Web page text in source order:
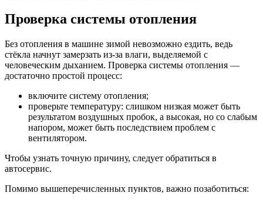
Проверка системы отопления
Без отопления в машине зимой невозможно ездить, ведь
стёкла начнут замерзать из-за влаги, выделяемой с
человеческим дыханием. Проверка системы отопления —
достаточно простой процесс:
включите систему отопления;
проверьте температуру: слишком низкая может быть
результатом воздушных пробок, а высокая, но со слабым
напором, может быть последствием проблем с
вентилятором.
Чтобы узнать точную причину, следует обратиться в
автосервис.
Помимо вышеперечисленных пунктов, важно позаботиться: